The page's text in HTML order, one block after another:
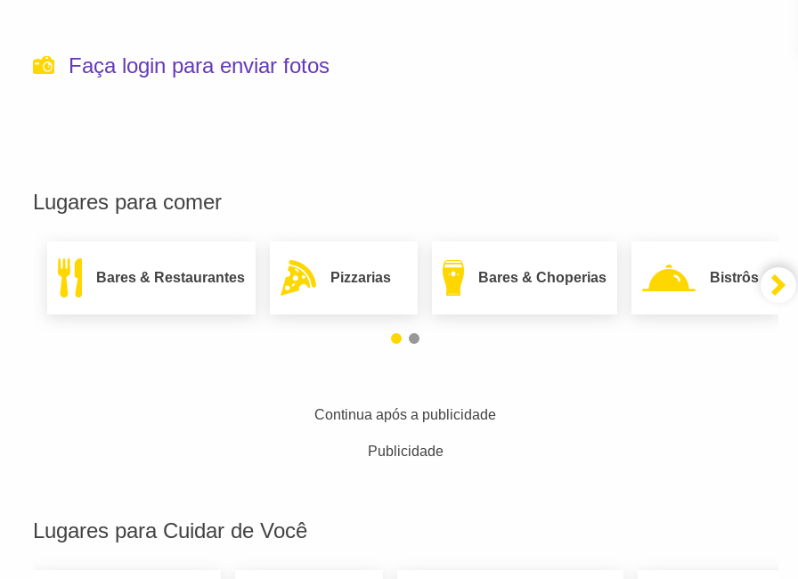
Faça login para enviar fotos
Lugares para comer
Bares & Restaurantes Pizzarias Bares & Choperias Bistrôs
Continua após a publicidade
Publicidade
Lugares para Cuidar de Você